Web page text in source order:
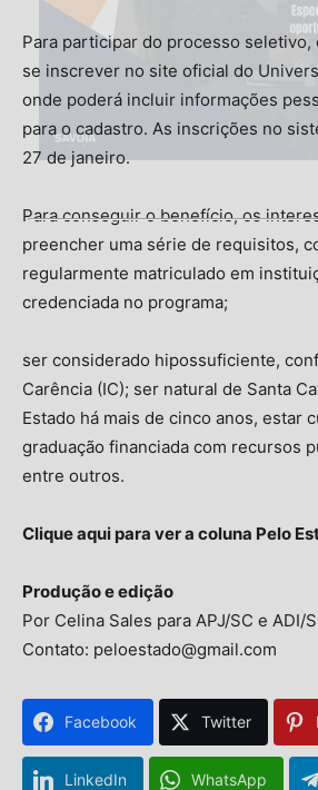
Para participar do processo seletivo,
se inscrever no site oficial do
onde poderá incluir informações
para o cadastro. As inscrições no
27 de janeiro.
Para conseguir o benefício, os
preencher uma série de requisitos,
regularmente matriculado em
credenciada no programa;
ser considerado hipossuficiente,
Carência (IC); ser natural de Santa
Estado há mais de cinco anos, estar
graduação financiada com recursos
entre outros.
Clique aqui para ver a coluna Pelo
Produção e edição
Por Celina Sales para APJ/SC e ADI/
Contato: peloestado@gmail.com
Facebook Twitter
LinkedIn WhatsApp